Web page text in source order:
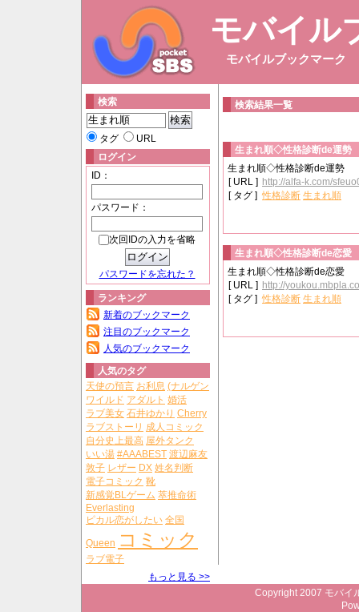
モバイル
モバイルブックマーク
検索
タグ
URL
ログイン
ID：
パスワード：
次回IDの入力を省略
パスワードを忘れた？
ランキング
新着のブックマーク
注目のブックマーク
人気のブックマーク
人気のタグ
天使の預言 お利息 (ナルゲン
ワイルド アダルト 婚活
ラブ美女 石井ゆかり Cherry
ラブストーリ 成人コミック
自分史上最高 屋外タンク
いい湯 #AAABEST 渡辺麻友
敦子 レザー DX 姓名判断
電子コミック 靴
新感覚BLゲーム 萃推命術
Everlasting
ピカル恋がしたい 全国
Queen コミック
ラブ電子
もっと見る >>
検索結果一覧
生まれ順◇性格診断de運勢
生まれ順◇性格診断de運勢
[ URL ] http://alfa-k.com/
[ タグ ] 性格診断 生まれ順
生まれ順◇性格診断de恋愛
生まれ順◇性格診断de恋愛
[ URL ] http://
[ タグ ] 性格診断 生まれ順
Copyright 2007 モバイ